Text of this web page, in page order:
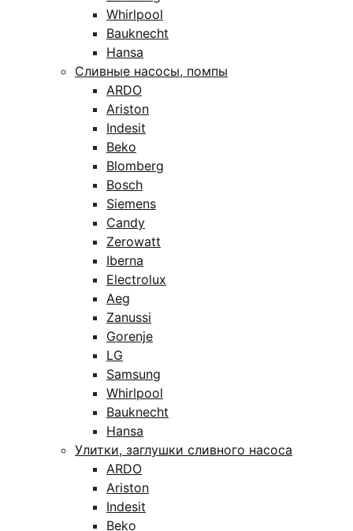
Whirlpool
Bauknecht
Hansa
Сливные насосы, помпы
ARDO
Ariston
Indesit
Beko
Blomberg
Bosch
Siemens
Candy
Zerowatt
Iberna
Electrolux
Aeg
Zanussi
Gorenje
LG
Samsung
Whirlpool
Bauknecht
Hansa
Улитки, заглушки сливного насоса
ARDO
Ariston
Indesit
Beko